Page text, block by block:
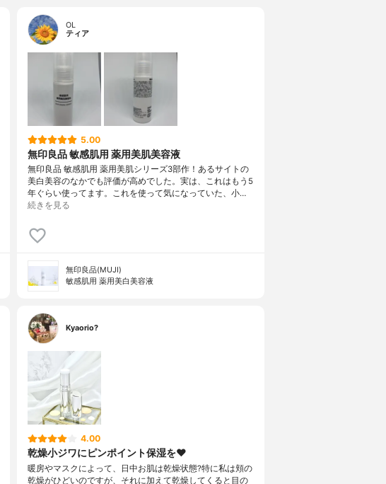
OL
ティア
5.00
無印良品 敏感肌用 薬用美肌美容液
無印良品 敏感肌用 薬用美肌シリーズ3部作！あるサイトの
美白美容のなかでも評価が高めでした。実は、これはもう5
年ぐらい使ってます。これを使って気になっていた、小…
続きを見る
無印良品(MUJI)
敏感肌用 薬用美白美容液
Kyaorio?
4.00
乾燥小ジワにピンポイント保湿を❤️
暖房やマスクによって、日中お肌は乾燥状態?特に私は頬の
乾燥がひどいのですが、それに加えて乾燥してくると目の